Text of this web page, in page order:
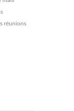
réunions